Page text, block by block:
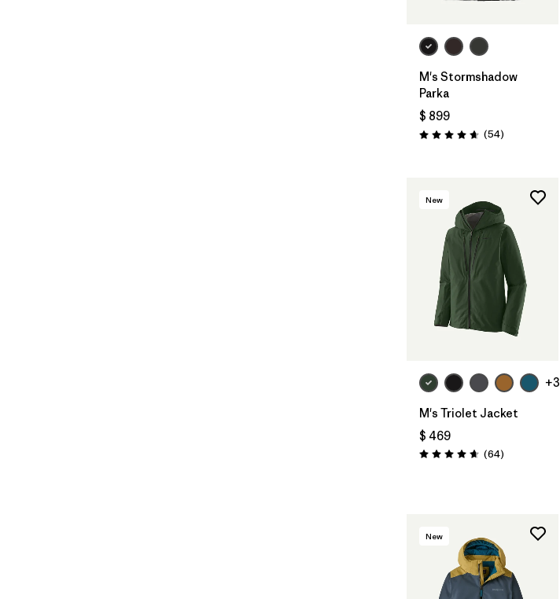
M's Stormshadow
Parka
$ 899
Valoración: 4.7 / 5
(54Comentarios
)
New
+3
M's Triolet Jacket
$ 469
Valoración: 4.7 / 5
(64Comentarios
)
New